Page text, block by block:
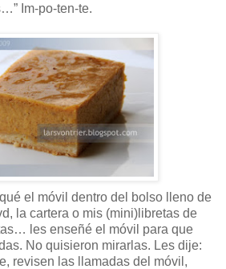
Im-po-ten-te.
el móvil dentro del bolso lleno de
la cartera o mis (mini)libretas de
les enseñé el móvil para que
No quisieron mirarlas. Les dije:
revisen las llamadas del móvil,